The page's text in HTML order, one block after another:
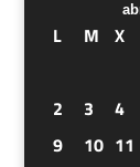
L M X
2
3 4
9
10 11